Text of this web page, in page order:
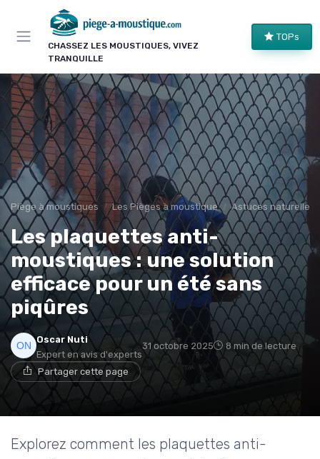
CHASSEZ LES MOUSTIQUES, VIVEZ
TRANQUILLE
TOPs
Piège à moustiques Les Pièges à moustique Astuces naturelles
Les plaquettes anti-
moustiques : une solution
efficace pour un été sans
piqûres
Oscar Nuti
Expert en avis d'experts
31 octobre 2025 8 min de lecture
Partager cette page
Explorez comment les plaquettes anti-
Panneau de gestion des cookies